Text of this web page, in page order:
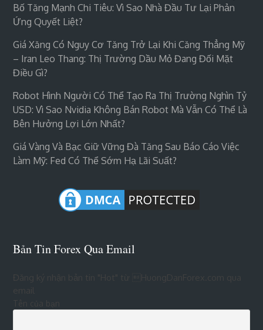
Bố Tăng Mạnh Chi Tiêu: Vì Sao Nhà Đầu Tư Lại Phản
Ứng Quyết Liệt?
Giá Xăng Có Nguy Cơ Tăng Trở Lại Khi Căng Thẳng Mỹ
– Iran Leo Thang: Thị Trường Dầu Mỏ Đang Đối Mặt
Điều Gì?
Robot Hình Người Có Thể Tạo Ra Thị Trường Nghìn Tỷ
USD: Vì Sao Nvidia Không Bán Robot Mà Vẫn Có Thể Là
Bên Hưởng Lợi Lớn Nhất?
Giá Vàng Và Bạc Giữ Vững Đà Tăng Sau Báo Cáo Việc
Làm Mỹ: Fed Có Thể Sớm Hạ Lãi Suất?
Bản Tin Forex Qua Email
Đăng ký nhận bản tin "Hot" từ HuongDanForex.com qua
Tên của bạn